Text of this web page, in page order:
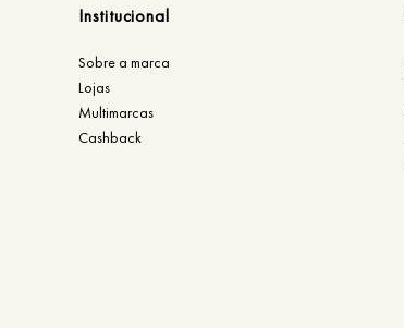
Institucional
Sobre a marca
Lojas
Multimarcas
Cashback